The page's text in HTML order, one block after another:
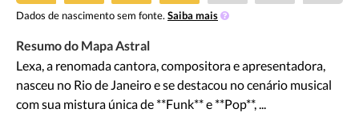
Dados de nascimento sem fonte. Saiba mais
Resumo do Mapa Astral
Lexa, a renomada cantora, compositora e apresentadora,
nasceu no Rio de Janeiro e se destacou no cenário musical
com sua mistura única de **Funk** e **Pop**, ...